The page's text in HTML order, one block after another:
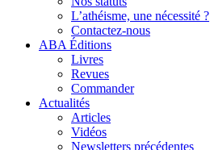
L’athéisme, une nécessité ?
Contactez-nous
ABA Éditions
Livres
Revues
Commander
Actualités
Articles
Vidéos
Newsletters précédentes